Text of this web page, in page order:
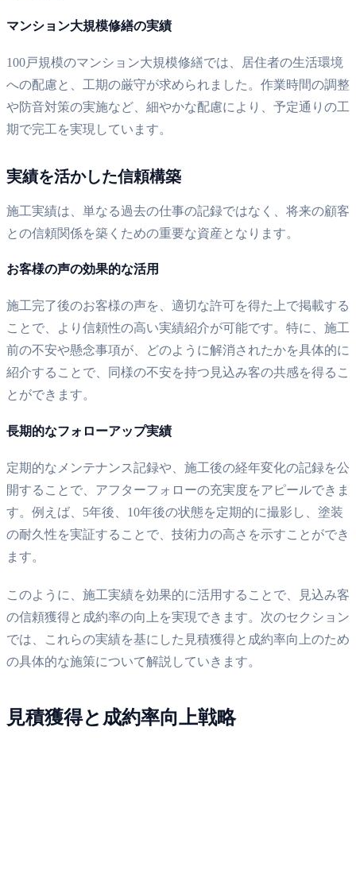
マンション大規模修繕の実績
100戸規模のマンション大規模修繕では、居住者の生活環境
への配慮と、工期の厳守が求められました。作業時間の調整
や防音対策の実施など、細やかな配慮により、予定通りの工
期で完工を実現しています。
実績を活かした信頼構築
施工実績は、単なる過去の仕事の記録ではなく、将来の顧客
との信頼関係を築くための重要な資産となります。
お客様の声の効果的な活用
施工完了後のお客様の声を、適切な許可を得た上で掲載する
ことで、より信頼性の高い実績紹介が可能です。特に、施工
前の不安や懸念事項が、どのように解消されたかを具体的に
紹介することで、同様の不安を持つ見込み客の共感を得るこ
とができます。
長期的なフォローアップ実績
定期的なメンテナンス記録や、施工後の経年変化の記録を公
開することで、アフターフォローの充実度をアピールできま
す。例えば、5年後、10年後の状態を定期的に撮影し、塗装
の耐久性を実証することで、技術力の高さを示すことができ
ます。
このように、施工実績を効果的に活用することで、見込み客
の信頼獲得と成約率の向上を実現できます。次のセクション
では、これらの実績を基にした見積獲得と成約率向上のため
の具体的な施策について解説していきます。
見積獲得と成約率向上戦略